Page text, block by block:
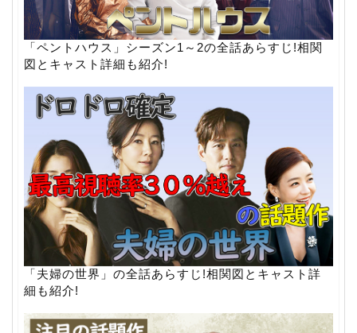
「ペントハウス」シーズン1～2の全話あらすじ!相関
図とキャスト詳細も紹介!
「夫婦の世界」の全話あらすじ!相関図とキャスト詳
細も紹介!